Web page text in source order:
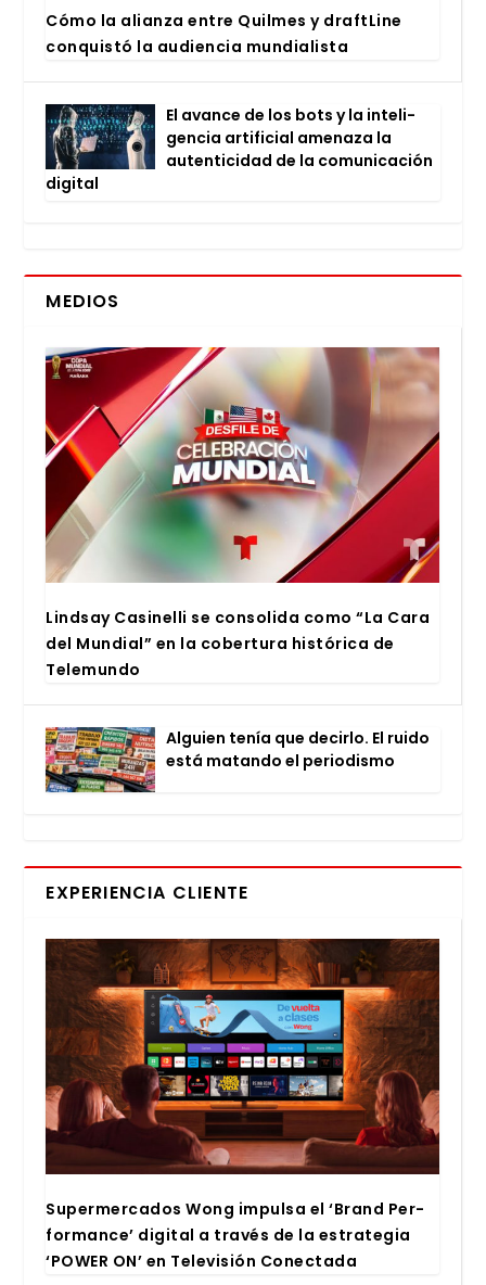
Cómo la alian­za entre Quil­mes y draftLi­ne
con­quis­tó la audien­cia mun­dia­lis­ta
El avan­ce de los bots y la inte­li­
gen­cia arti­fi­cial ame­na­za la
auten­ti­ci­dad de la comu­ni­ca­ción
digi­tal
MEDIOS
Lind­say Casi­ne­lli se con­so­li­da como “La Cara
del Mun­dial” en la cober­tu­ra his­tó­ri­ca de
Tele­mun­do
Alguien tenía que decir­lo. El rui­do
está matan­do el perio­dis­mo
EXPERIENCIA CLIENTE
Super­mer­ca­dos Wong impul­sa el ‘Brand Per­
for­man­ce’ digi­tal a tra­vés de la estra­te­gia
‘POWER ON’ en Tele­vi­sión Conec­ta­da